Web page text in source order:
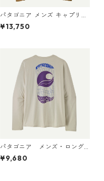
パタゴニア メンズ キャプリー
ン クール サン フーディ クラ
ウド クラッグ クレスト 4493
¥13,750
パタゴニア メンズ・ロング
スリーブ・キャプリーン・ク
ール・デイリー・シャツ（パ
¥9,680